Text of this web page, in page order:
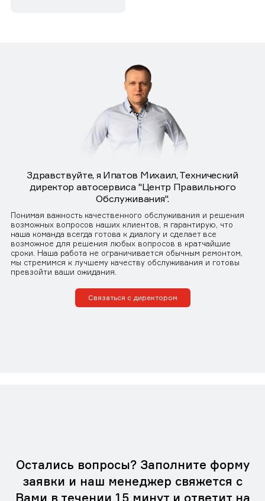
Здравствуйте, я Ипатов Михаил, Технический
директор автосервиса "Центр Правильного
Обслуживания".
Понимая важность качественного обслуживания и решения
возможных вопросов наших клиентов, я гарантирую, что
наша команда всегда готова к диалогу и сделает все
возможное для решения любых вопросов в кратчайшие
сроки. Наша работа не ограничивается обычным ремонтом,
мы стремимся к лучшему качеству обслуживания и готовы
превзойти ваши ожидания.
Связаться с директором
Остались вопросы? Заполните форму
заявки и наш менеджер свяжется с
Вами в течении 15 минут и ответит на